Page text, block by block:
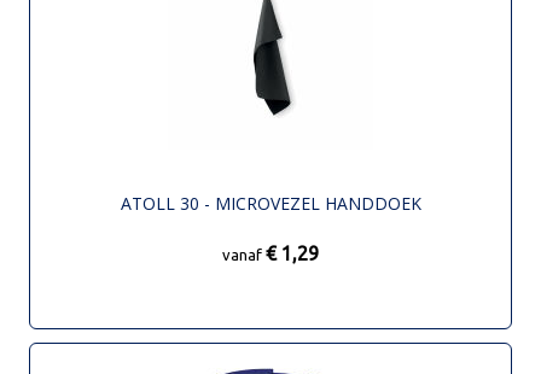
ATOLL 30 - MICROVEZEL HANDDOEK
vanaf € 1,29